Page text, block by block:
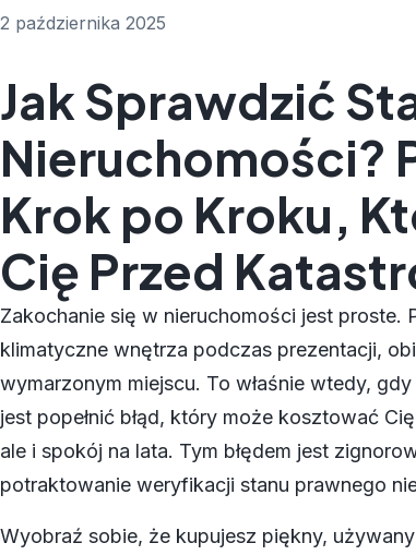
2 października 2025
Jak Sprawdzić
Nieruchomości?
Krok po Kroku,
Cię Przed
Zakochanie się w nieruchomości jest proste.
klimatyczne wnętrza podczas prezentacji,
wymarzonym miejscu. To właśnie wtedy,
jest popełnić błąd, który może kosztować
ale i spokój na lata. Tym błędem jest
potraktowanie weryfikacji stanu prawnego
Wyobraź sobie, że kupujesz piękny,